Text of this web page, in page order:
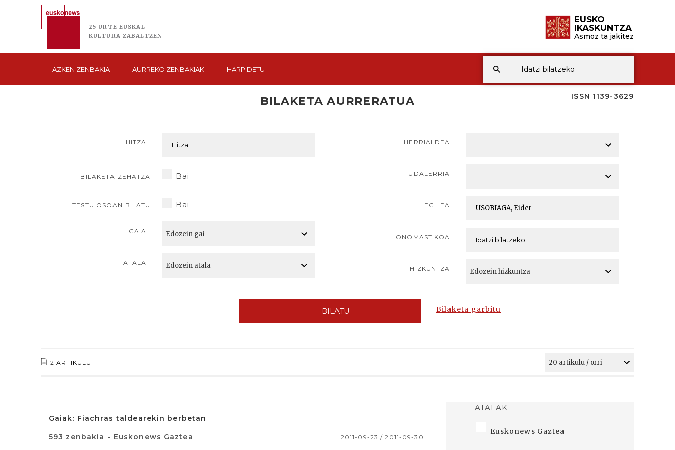
25 URTE EUSKAL
KULTURA ZABALTZEN
EUSKO
IKASKUNTZA
Asmoz ta jakitez
AZKEN ZENBAKIA AURREKO ZENBAKIAK HARPIDETU
ISSN 1139-3629
BILAKETA AURRERATUA
HITZA
BILAKETA ZEHATZA Bai
TESTU OSOAN BILATU Bai
GAIA
ATALA
HERRIALDEA
UDALERRIA
EGILEA
ONOMASTIKOA
HIZKUNTZA
BILATU Bilaketa garbitu
2 ARTIKULU
Gaiak: Fiachras taldearekin berbetan
593 zenbakia - Euskonews Gaztea 2011-09-23 / 2011-09-30
ATALAK
Euskonews Gaztea